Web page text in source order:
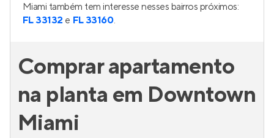
Miami também tem interesse nesses bairros próximos:
FL 33132 e FL 33160.
Comprar apartamento
na planta em Downtown
Miami